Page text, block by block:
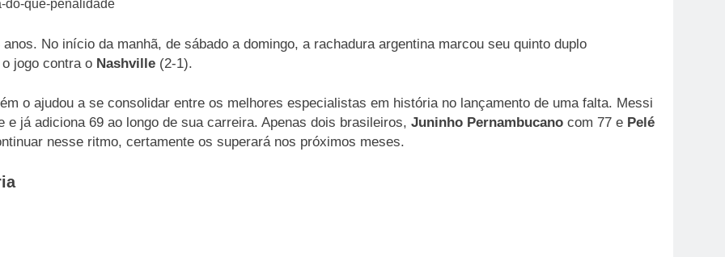
No início da manhã, de sábado a domingo, a rachadura argentina marcou seu quinto duplo
jogo contra o Nashville (2-1).
o ajudou a se consolidar entre os melhores especialistas em história no lançamento de uma falta. Messi
já adiciona 69 ao longo de sua carreira. Apenas dois brasileiros, Juninho Pernambucano com 77 e Pelé
nesse ritmo, certamente os superará nos próximos meses.